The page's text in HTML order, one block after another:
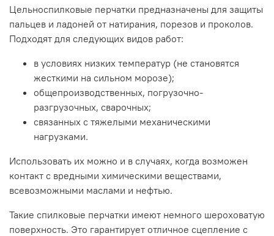
Цельноспилковые перчатки предназначены для защиты
пальцев и ладоней от натирания, порезов и проколов.
Подходят для следующих видов работ:
в условиях низких температур (не становятся
жесткими на сильном морозе);
общепроизводственных, погрузочно-
разгрузочных, сварочных;
связанных с тяжелыми механическими
нагрузками.
Использовать их можно и в случаях, когда возможен
контакт с вредными химическими веществами,
всевозможными маслами и нефтью.
Такие спилковые перчатки имеют немного шероховатую
поверхность. Это гарантирует отличное сцепление с